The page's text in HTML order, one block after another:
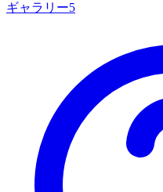
ギャラリー5